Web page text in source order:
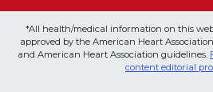
*All health/medical information on this
approved by the American Heart
and American Heart Association guidelines.
content editorial